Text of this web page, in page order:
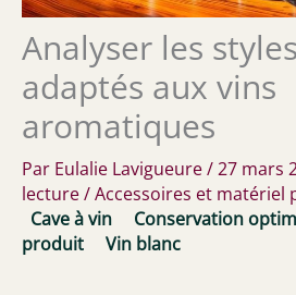
Analyser les
adaptés aux vins
aromatiques
Par Eulalie Lavigueure/27 mars
lecture/Accessoires et matériel
Cave à vin
Conservation
produit
Vin blanc